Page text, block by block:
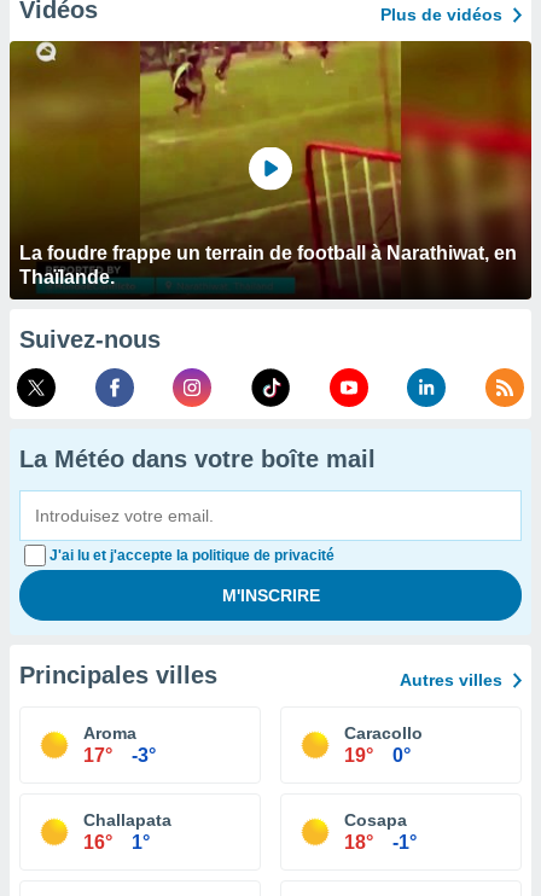
Vidéos Plus de vidéos
La foudre frappe un terrain de football à Narathiwat, en
Thaïlande.
Suivez-nous
La Météo dans votre boîte mail
J'ai lu et j'accepte la politique de privacité
Principales villes Autres villes
Aroma
17° -3°
Caracollo
19° 0°
Challapata
16° 1°
Cosapa
18° -1°